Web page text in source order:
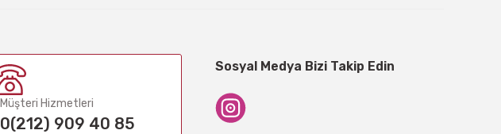
Müşteri Hizmetleri
0(212) 909 40 85
Sosyal Medya Bizi Takip Edin